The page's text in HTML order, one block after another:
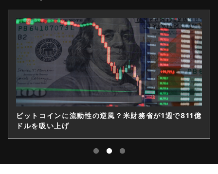
財務省が1週で811億
ゲームストップ、保有4710BTCの